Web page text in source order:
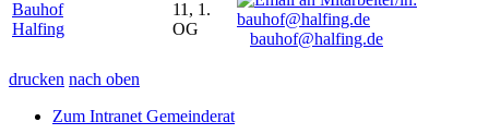
Bauhof
Halfing
11, 1.
OG
bauhof@halfing.de
drucken nach oben
Zum Intranet Gemeinderat